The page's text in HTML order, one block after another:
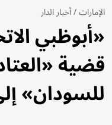
الإمارات/أخبار الدار
«أبوظبي
قضية
للسودان» إلى 12